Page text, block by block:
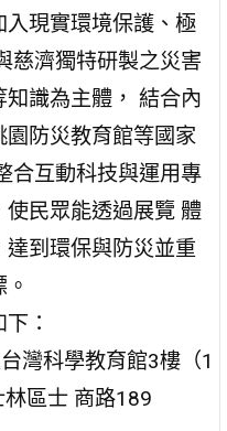
入現實環境保護、極
慈濟獨特研製之災害
知識為主體， 結合內
園防災教育館等國家
合互動科技與運用專
使民眾能透過展覽 體
到環保與防災並重
：
灣科學教育館3樓（1
區士 商路189